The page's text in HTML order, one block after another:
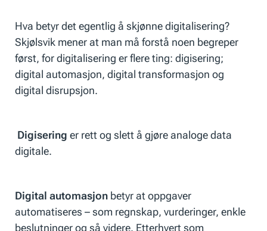
Hva betyr det egentlig å skjønne digitalisering?
Skjølsvik mener at man må forstå noen begreper
først, for digitalisering er flere ting: digisering;
digital automasjon, digital transformasjon og
digital disrupsjon.
Digisering er rett og slett å gjøre analoge data
digitale.
Digital automasjon betyr at oppgaver
automatiseres – som regnskap, vurderinger, enkle
beslutninger og så videre. Etterhvert som